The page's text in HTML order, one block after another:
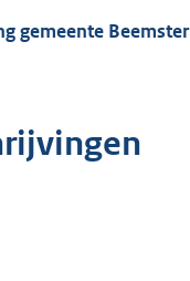
gemeente Beemster